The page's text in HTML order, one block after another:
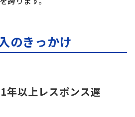
のきっかけ
年以上レスポンス遅